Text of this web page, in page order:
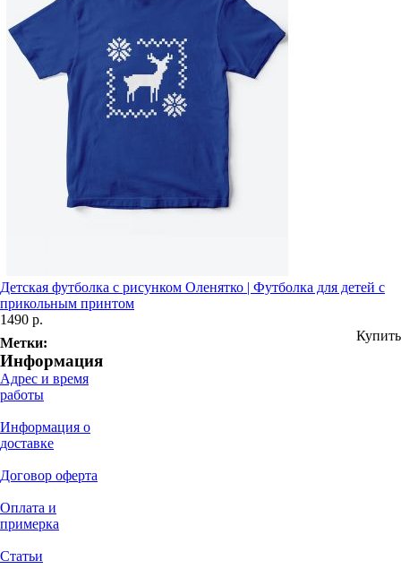
Детская футболка с рисунком Оленятко | Футболка для детей с
прикольным принтом
1490 р.
Купить
Метки:
Информация
Адрес и время
работы
Информация о
доставке
Договор оферта
Оплата и
примерка
Статьи